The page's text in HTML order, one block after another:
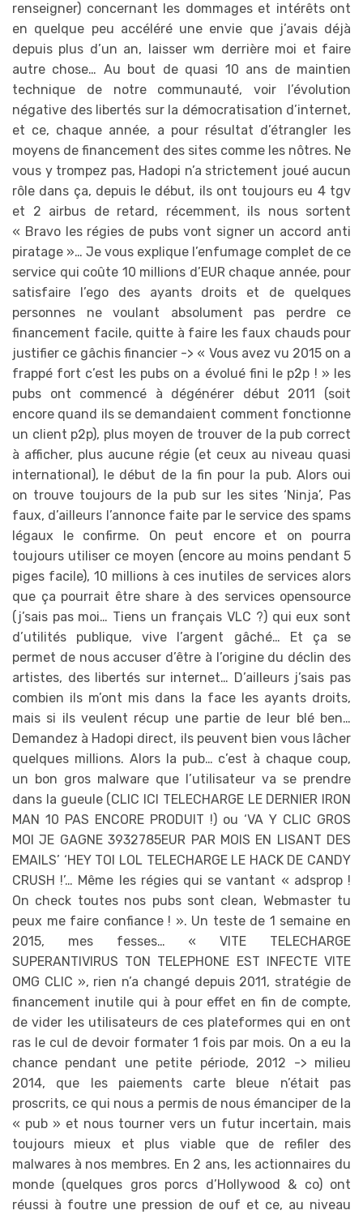
renseigner) concernant les dommages et intérêts ont
en quelque peu accéléré une envie que j’avais déjà
depuis plus d’un an, laisser wm derrière moi et faire
autre chose… Au bout de quasi 10 ans de maintien
technique de notre communauté, voir l’évolution
négative des libertés sur la démocratisation d’internet,
et ce, chaque année, a pour résultat d’étrangler les
moyens de financement des sites comme les nôtres. Ne
vous y trompez pas, Hadopi n’a strictement joué aucun
rôle dans ça, depuis le début, ils ont toujours eu 4 tgv
et 2 airbus de retard, récemment, ils nous sortent
« Bravo les régies de pubs vont signer un accord anti
piratage »… Je vous explique l’enfumage complet de ce
service qui coûte 10 millions d’EUR chaque année, pour
satisfaire l’ego des ayants droits et de quelques
personnes ne voulant absolument pas perdre ce
financement facile, quitte à faire les faux chauds pour
justifier ce gâchis financier -> « Vous avez vu 2015 on a
frappé fort c’est les pubs on a évolué fini le p2p ! » les
pubs ont commencé à dégénérer début 2011 (soit
encore quand ils se demandaient comment fonctionne
un client p2p), plus moyen de trouver de la pub correct
à afficher, plus aucune régie (et ceux au niveau quasi
international), le début de la fin pour la pub. Alors oui
on trouve toujours de la pub sur les sites ‘Ninja’, Pas
faux, d’ailleurs l’annonce faite par le service des spams
légaux le confirme. On peut encore et on pourra
toujours utiliser ce moyen (encore au moins pendant 5
piges facile), 10 millions à ces inutiles de services alors
que ça pourrait être share à des services opensource
(j’sais pas moi… Tiens un français VLC ?) qui eux sont
d’utilités publique, vive l’argent gâché… Et ça se
permet de nous accuser d’être à l’origine du déclin des
artistes, des libertés sur internet… D’ailleurs j’sais pas
combien ils m’ont mis dans la face les ayants droits,
mais si ils veulent récup une partie de leur blé ben…
Demandez à Hadopi direct, ils peuvent bien vous lâcher
quelques millions. Alors la pub… c’est à chaque coup,
un bon gros malware que l’utilisateur va se prendre
dans la gueule (CLIC ICI TELECHARGE LE DERNIER IRON
MAN 10 PAS ENCORE PRODUIT !) ou ‘VA Y CLIC GROS
MOI JE GAGNE 3932785EUR PAR MOIS EN LISANT DES
EMAILS’ ‘HEY TOI LOL TELECHARGE LE HACK DE CANDY
CRUSH !’… Même les régies qui se vantant « adsprop !
On check toutes nos pubs sont clean, Webmaster tu
peux me faire confiance ! ». Un teste de 1 semaine en
2015, mes fesses… « VITE TELECHARGE
SUPERANTIVIRUS TON TELEPHONE EST INFECTE VITE
OMG CLIC », rien n’a changé depuis 2011, stratégie de
financement inutile qui à pour effet en fin de compte,
de vider les utilisateurs de ces plateformes qui en ont
ras le cul de devoir formater 1 fois par mois. On a eu la
chance pendant une petite période, 2012 -> milieu
2014, que les paiements carte bleue n’était pas
proscrits, ce qui nous a permis de nous émanciper de la
« pub » et nous tourner vers un futur incertain, mais
toujours mieux et plus viable que de refiler des
malwares à nos membres. En 2 ans, les actionnaires du
monde (quelques gros porcs d’Hollywood & co) ont
réussi à foutre une pression de ouf et ce, au niveau